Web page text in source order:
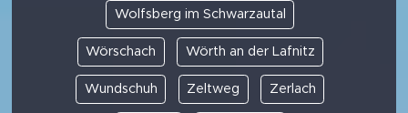
Wolfsberg im Schwarzautal
Wörschach Wörth an der Lafnitz
Wundschuh Zeltweg Zerlach